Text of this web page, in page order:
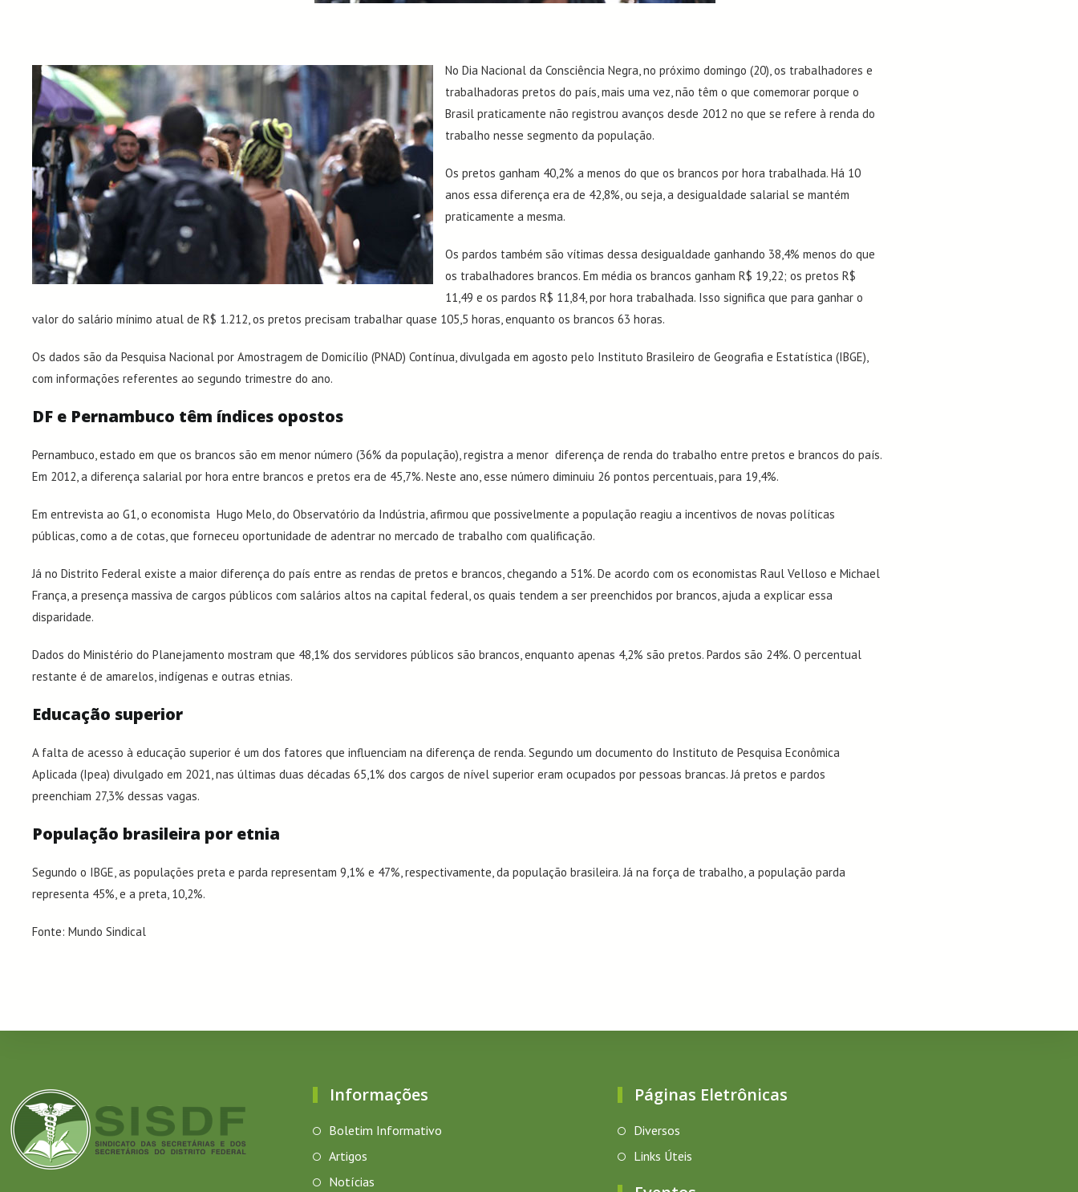
No Dia Nacional da Consciência Negra, no próximo domingo (20), os trabalhadores e
trabalhadoras pretos do país, mais uma vez, não têm o que comemorar porque o
Brasil praticamente não registrou avanços desde 2012 no que se refere à renda do
trabalho nesse segmento da população.
Os pretos ganham 40,2% a menos do que os brancos por hora trabalhada. Há 10
anos essa diferença era de 42,8%, ou seja, a desigualdade salarial se mantém
praticamente a mesma.
Os pardos também são vítimas dessa desigualdade ganhando 38,4% menos do que
os trabalhadores brancos. Em média os brancos ganham R$ 19,22; os pretos R$
11,49 e os pardos R$ 11,84, por hora trabalhada. Isso significa que para ganhar o
valor do salário mínimo atual de R$ 1.212, os pretos precisam trabalhar quase 105,5 horas, enquanto os brancos 63 horas.
Os dados são da Pesquisa Nacional por Amostragem de Domicílio (PNAD) Contínua, divulgada em agosto pelo Instituto Brasileiro de Geografia e Estatística (IBGE),
com informações referentes ao segundo trimestre do ano.
DF e Pernambuco têm índices opostos
Pernambuco, estado em que os brancos são em menor número (36% da população), registra a menor diferença de renda do trabalho entre pretos e brancos do país.
Em 2012, a diferença salarial por hora entre brancos e pretos era de 45,7%. Neste ano, esse número diminuiu 26 pontos percentuais, para 19,4%.
Em entrevista ao G1 , o economista Hugo Melo, do Observatório da Indústria, afirmou que possivelmente a população reagiu a incentivos de novas políticas
públicas, como a de cotas, que forneceu oportunidade de adentrar no mercado de trabalho com qualificação.
Já no Distrito Federal existe a maior diferença do país entre as rendas de pretos e brancos, chegando a 51%. De acordo com os economistas Raul Velloso e Michael
França, a presença massiva de cargos públicos com salários altos na capital federal, os quais tendem a ser preenchidos por brancos, ajuda a explicar essa
disparidade.
Dados do Ministério do Planejamento mostram que 48,1% dos servidores públicos são brancos, enquanto apenas 4,2% são pretos. Pardos são 24%. O percentual
restante é de amarelos, indígenas e outras etnias.
Educação superior
A falta de acesso à educação superior é um dos fatores que influenciam na diferença de renda. Segundo um documento do Instituto de Pesquisa Econômica
Aplicada (Ipea) divulgado em 2021, nas últimas duas décadas 65,1% dos cargos de nível superior eram ocupados por pessoas brancas. Já pretos e pardos
preenchiam 27,3% dessas vagas.
População brasileira por etnia
Segundo o IBGE, as populações preta e parda representam 9,1% e 47%, respectivamente, da população brasileira. Já na força de trabalho, a população parda
representa 45%, e a preta, 10,2%.
Fonte: Mundo Sindical
Informações
Boletim Informativo
Artigos
Notícias
Páginas Eletrônicas
Diversos
Links Úteis